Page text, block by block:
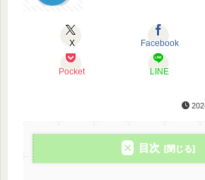
X Facebook
Pocket LINE
目次